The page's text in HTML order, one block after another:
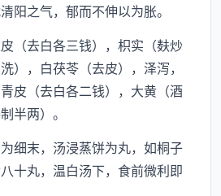
之气，郁而不伸以为胀。
去白各三钱），枳实（麸炒
），白茯苓（去皮），泽泻，
皮（去白各二钱），大黄（酒
半两）。
末，汤浸蒸饼为丸，如桐子
十丸，温白汤下，食前微利即